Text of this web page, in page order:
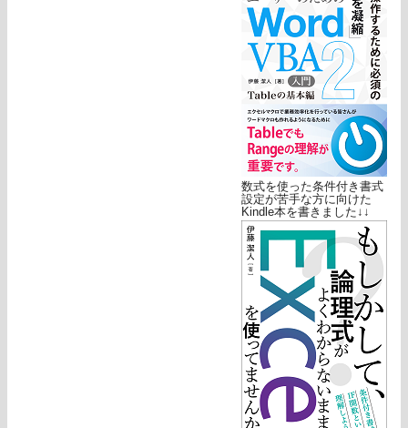
数式を使った条件付き書式
設定が苦手な方に向けた
Kindle本を書きました↓↓